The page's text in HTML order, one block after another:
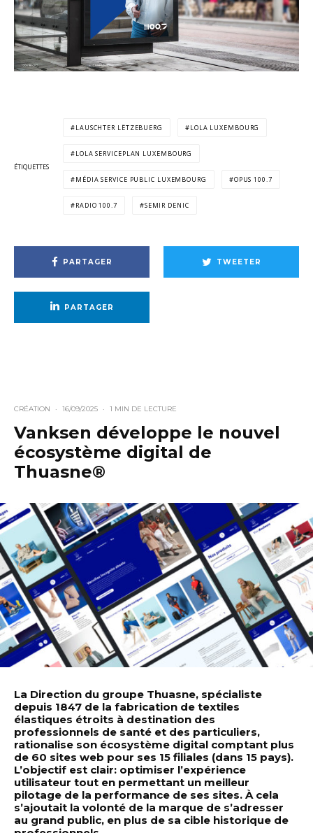
ÉTIQUETTES
LAUSCHTER LËTZEBUERG LOLA LUXEMBOURG
LOLA SERVICEPLAN LUXEMBOURG
MÉDIA SERVICE PUBLIC LUXEMBOURG OPUS 100.7
RADIO 100.7 SEMIR DENIC
PARTAGER TWEETER
PARTAGER
CRÉATION · 16/09/2025 · 1 MIN DE LECTURE
Vanksen développe le nouvel
écosystème digital de
Thuasne®
La Direction du groupe Thuasne, spécialiste
depuis 1847 de la fabrication de textiles
élastiques étroits à destination des
professionnels de santé et des particuliers,
rationalise son écosystème digital comptant plus
de 60 sites web pour ses 15 filiales (dans 15 pays).
L’objectif est clair: optimiser l’expérience
utilisateur tout en permettant un meilleur
pilotage de la performance de ses sites. À cela
s’ajoutait la volonté de la marque de s’adresser
au grand public, en plus de sa cible historique de